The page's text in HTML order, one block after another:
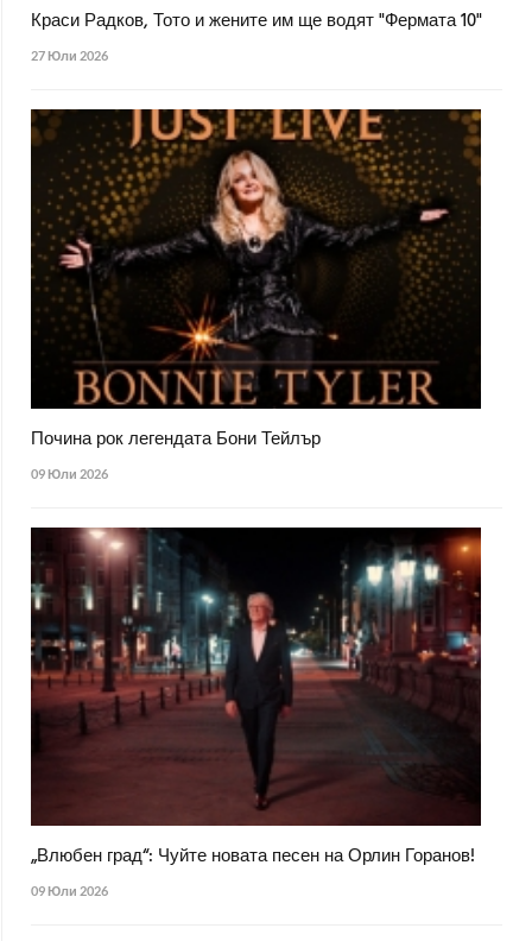
Краси Радков, Тото и жените им ще водят "Фермата 10"
27 Юли 2026
Почина рок легендата Бони Тейлър
09 Юли 2026
„Влюбен град“: Чуйте новата песен на Орлин Горанов!
09 Юли 2026